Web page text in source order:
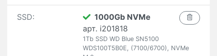
SSD:
1000Gb NVMe
арт. i201818
1Tb SSD WD Blue SN5100
WDS100T5B0E, (7100/6700), NVMe